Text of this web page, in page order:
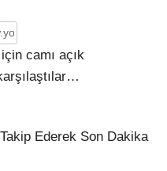
camı açık
Ederek Son Dakika